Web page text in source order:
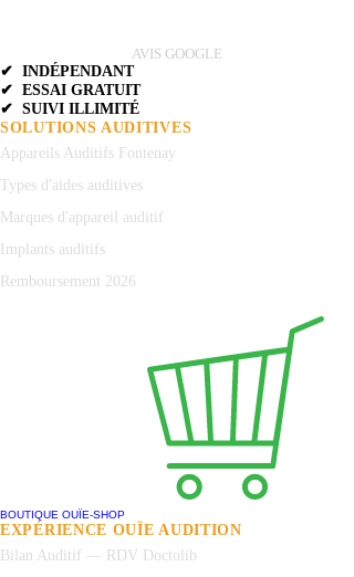
AVIS GOOGLE
✔ INDÉPENDANT
✔ ESSAI GRATUIT
✔ SUIVI ILLIMITÉ
SOLUTIONS AUDITIVES
Appareils Auditifs Fontenay
Types d'aides auditives
Marques d'appareil auditif
Implants auditifs
Remboursement 2026
BOUTIQUE OUÏE-SHOP
EXPÉRIENCE OUÏE AUDITION
Bilan Auditif — RDV Doctolib